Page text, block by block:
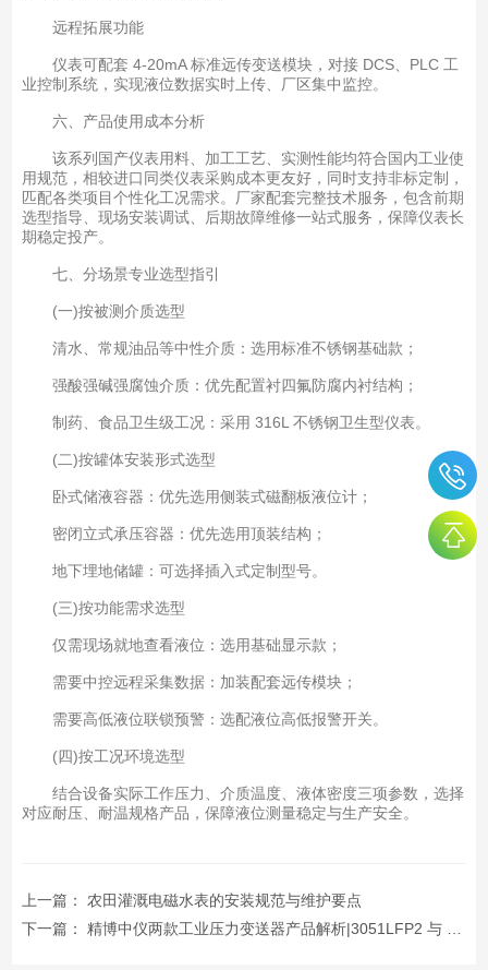
远程拓展功能
仪表可配套 4-20mA 标准远传变送模块，对接 DCS、PLC 工
业控制系统，实现液位数据实时上传、厂区集中监控。
六、产品使用成本分析
该系列国产仪表用料、加工工艺、实测性能均符合国内工业使
用规范，相较进口同类仪表采购成本更友好，同时支持非标定制，
匹配各类项目个性化工况需求。厂家配套完整技术服务，包含前期
选型指导、现场安装调试、后期故障维修一站式服务，保障仪表长
期稳定投产。
七、分场景专业选型指引
(一)按被测介质选型
清水、常规油品等中性介质：选用标准不锈钢基础款；
强酸强碱强腐蚀介质：优先配置衬四氟防腐内衬结构；
制药、食品卫生级工况：采用 316L 不锈钢卫生型仪表。
(二)按罐体安装形式选型
卧式储液容器：优先选用侧装式磁翻板液位计；
密闭立式承压容器：优先选用顶装结构；
地下埋地储罐：可选择插入式定制型号。
(三)按功能需求选型
仅需现场就地查看液位：选用基础显示款；
需要中控远程采集数据：加装配套远传模块；
需要高低液位联锁预警：选配液位高低报警开关。
(四)按工况环境选型
结合设备实际工作压力、介质温度、液体密度三项参数，选择
对应耐压、耐温规格产品，保障液位测量稳定与生产安全。
上一篇： 农田灌溉电磁水表的安装规范与维护要点
下一篇： 精博中仪两款工业压力变送器产品解析|3051LFP2 与 JC-880H 选型指引